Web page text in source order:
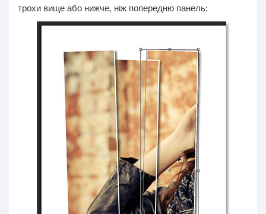
трохи вище або нижче, ніж попередню панель: